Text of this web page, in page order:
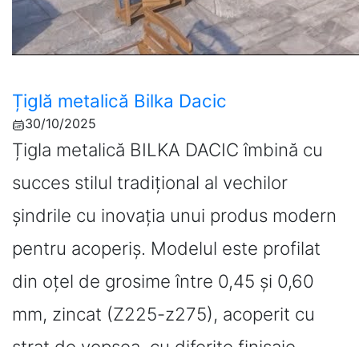
Țiglă metalică Bilka Dacic
30/10/2025
Țigla metalică BILKA DACIC îmbină cu
succes stilul tradițional al vechilor
șindrile cu inovația unui produs modern
pentru acoperiș. Modelul este profilat
din oțel de grosime între 0,45 și 0,60
mm, zincat (Z225-z275), acoperit cu